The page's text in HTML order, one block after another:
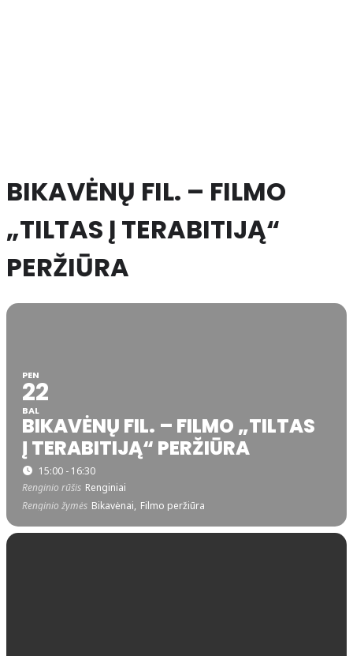
BIKAVĖNŲ FIL. – FILMO
„TILTAS Į TERABITIJĄ“
PERŽIŪRA
PEN
22
BAL
BIKAVĖNŲ FIL. – FILMO „TILTAS
Į TERABITIJĄ“ PERŽIŪRA
15:00 - 16:30
Renginio rūšis Renginiai
Renginio žymės Bikavėnai, Filmo peržiūra